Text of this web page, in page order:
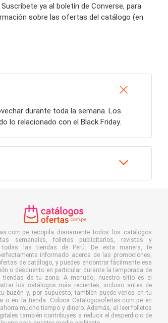
ya al boletín de Converse, para
sobre las ofertas del catálogo (en
durante toda la semana. Los
lo relacionado con el Black Friday.
recopila diariamente todos los catálogos
semanales, folletos publicitarios, revistas y
todas las tiendas de Perú. De esta manera, te
informado acerca de las promociones,
de catálogo, y puedes encontrar fácilmente esa
o descuento en particular durante la temporada de
tiendas de tu zona. A menudo, nuestro sitio es el
los catálogos más recientes, incluso antes de
buzón y, por supuesto, también puede verlos en tu
o en la tienda. Coloca Catalogosofertas.com.pe en
mucho tiempo y dinero. Además, al leer folletos
también contribuyes a reducir el desperdicio de